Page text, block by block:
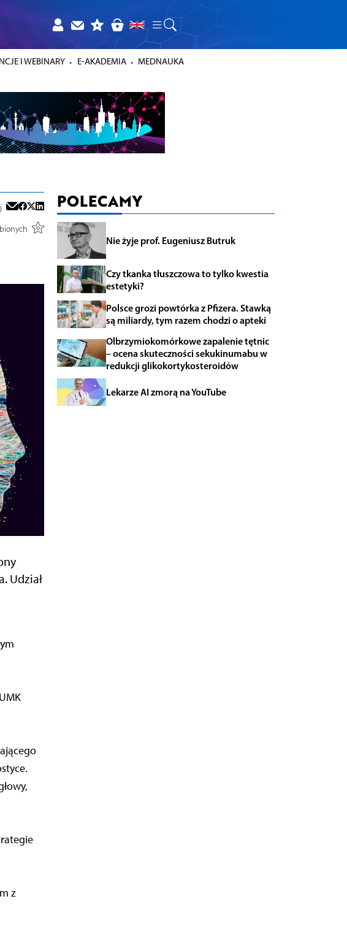
I WEBINARY E-AKADEMIA MEDNAUKA
Udział
z
POLECAMY
Nie żyje prof. Eugeniusz Butruk
Czy tkanka tłuszczowa to tylko kwestia
estetyki?
Polsce grozi powtórka z Pfizera. Stawką
są miliardy, tym razem chodzi o apteki
Olbrzymiokomórkowe zapalenie tętnic
– ocena skuteczności sekukinumabu w
redukcji glikokortykosteroidów
Lekarze AI zmorą na YouTube